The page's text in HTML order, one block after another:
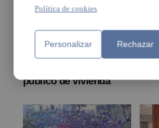
El Ayuntamiento de
Puçol reformará 7
viviendas sociales para
público de vivienda
Política de cookies
Personalizar Rechazar